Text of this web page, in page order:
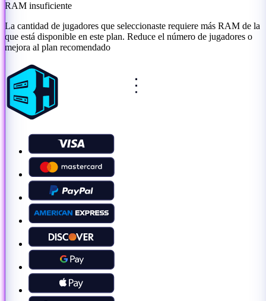
RAM insuficiente
La cantidad de jugadores que seleccionaste requiere más RAM de la
que está disponible en este plan. Reduce el número de jugadores o
mejora al plan recomendado